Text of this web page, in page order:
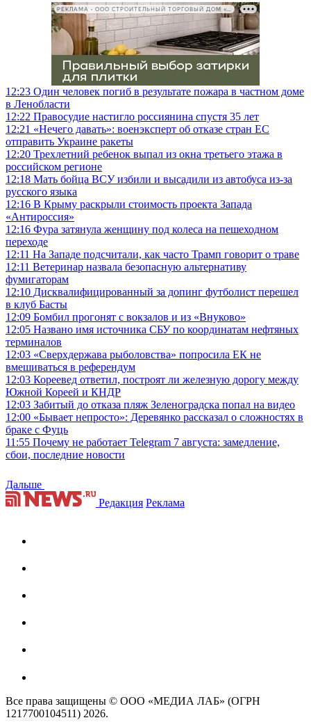
12:23 Один человек погиб в результате пожара в частном доме
в Ленобласти
12:22 Правосудие настигло россиянина спустя 35 лет
12:21 «Нечего давать»: военэксперт об отказе стран ЕС
отправить Украине ракеты
12:20 Трехлетний ребенок выпал из окна третьего этажа в
российском регионе
12:18 Мать бойца ВСУ избили и высадили из автобуса из-за
русского языка
12:16 В Крыму раскрыли стоимость проекта Запада
«Антироссия»
12:16 Фура затянула женщину под колеса на пешеходном
переходе
12:11 На Западе подсчитали, как часто Трамп говорит о траве
12:11 Ветеринар назвала безопасную альтернативу
фумигаторам
12:10 Дисквалифицированный за допинг футболист перешел
в клуб Басты
12:09 Бомбил прогонят с вокзалов и из «Внуково»
12:05 Названо имя источника СБУ по координатам нефтяных
терминалов
12:03 «Сверхдержава рыболовства» попросила ЕК не
вмешиваться в референдум
12:03 Кореевед ответил, построят ли железную дорогу между
Южной Кореей и КНДР
12:03 Забитый до отказа пляж Зеленоградска попал на видео
12:00 «Бывает непросто»: Деревянко рассказал о сложностях в
браке с Фуць
11:55 Почему не работает Telegram 7 августа: замедление,
сбои, последние новости
Дальше
Редакция Реклама
Все права защищены © ООО «МЕДИА ЛАБ» (ОГРН
1217700104511) 2026.